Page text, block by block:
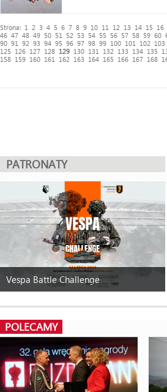
Strona: 1 2 3 4 5 6 7 8 9 10 11 12 13 14 15 16
46 47 48 49 50 51 52 53 54 55 56 57 58 59 60
90 91 92 93 94 95 96 97 98 99 100 101 102 103
125
126 127 128 129 130 131 132 133 134 135
158 159 160 161 162 163 164 165 166 167 168
PATRONATY
Vespa Battle Challenge
POLECAMY